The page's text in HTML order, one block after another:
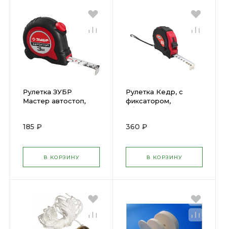
Рулетка ЗУБР
Мастер автостоп,
185 ₽
В КОРЗИНУ
Рулетка Кедр, с
фиксатором,
обрезиненная, 10 м x
360 ₽
В КОРЗИНУ